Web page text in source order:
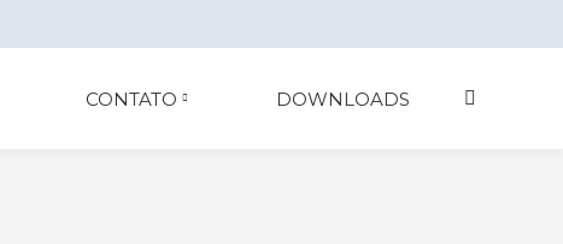
CONTATO DOWNLOADS Search: